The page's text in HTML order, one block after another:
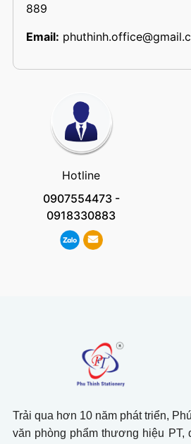
889
Email:
Hotline
0907554473-
0918330883
Trải qua hơn 10 năm phát triển,
văn phòng phẩm thương hiệu PT,